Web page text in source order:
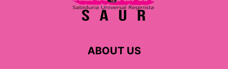
ABOUT US